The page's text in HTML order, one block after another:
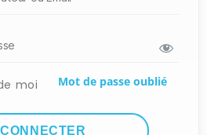
moi Mot de passe oublié